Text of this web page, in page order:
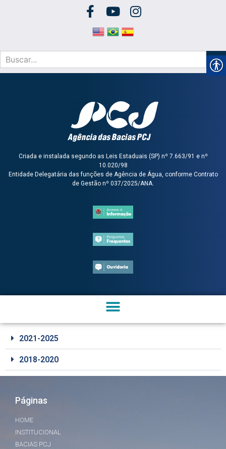
Criada e instalada segundo as Leis Estaduais (SP) nº 7.663/91 e nº
10.020/98
Entidade Delegatária das funções de Agência de Água, conforme Contrato
de Gestão nº 037/2025/ANA.
2021-2025
2018-2020
Páginas
HOME
INSTITUCIONAL
BACIAS PCJ